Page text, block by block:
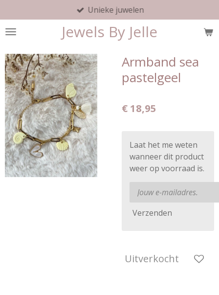
direct
naar
hoofdinhoud
Jewels By Jelle
Unieke juwelen
Armband sea
pastelgeel
€ 18,95
Laat het me weten
wanneer dit product
weer op voorraad is.
Verzenden
Uitverkocht